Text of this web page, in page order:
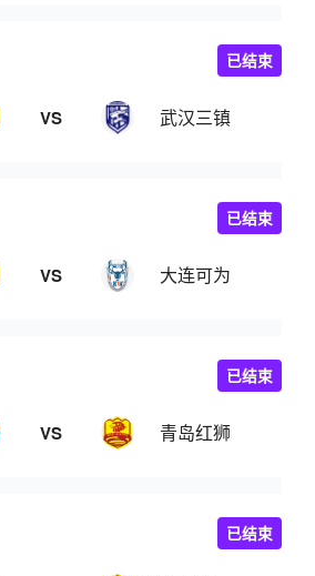
VS 武汉三镇
已结束
VS 大连可为
已结束
VS 青岛红狮
已结束
已结束